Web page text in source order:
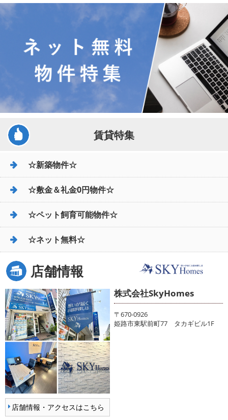
賃貸特集
☆新築物件☆
☆敷金＆礼金0円物件☆
☆ペット飼育可能物件☆
☆ネット無料☆
店舗情報
店舗情報・アクセスはこちら
株式会社SkyHomes
〒670-0926
姫路市東駅前町77 タカギビル1F